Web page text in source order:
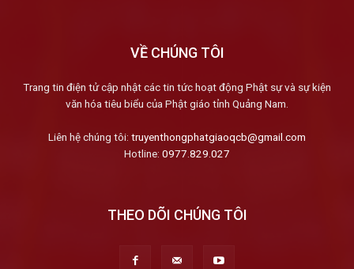
VỀ CHÚNG TÔI
Trang tin điện tử cập nhật các tin tức hoạt động Phật sự và sự kiện
văn hóa tiêu biểu của Phật giáo tỉnh Quảng Nam.
Liên hệ chúng tôi: truyenthongphatgiaoqcb@gmail.com
Hotline: 0977.829.027
THEO DÕI CHÚNG TÔI